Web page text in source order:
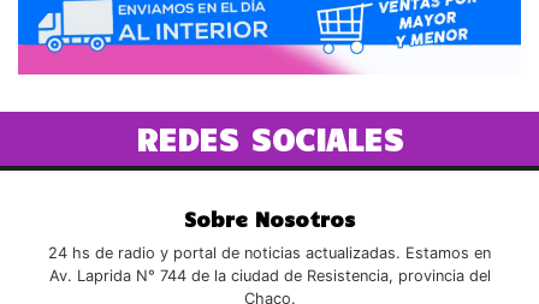
REDES SOCIALES
Sobre Nosotros
24 hs de radio y portal de noticias actualizadas. Estamos en
Av. Laprida N° 744 de la ciudad de Resistencia, provincia del
Chaco.